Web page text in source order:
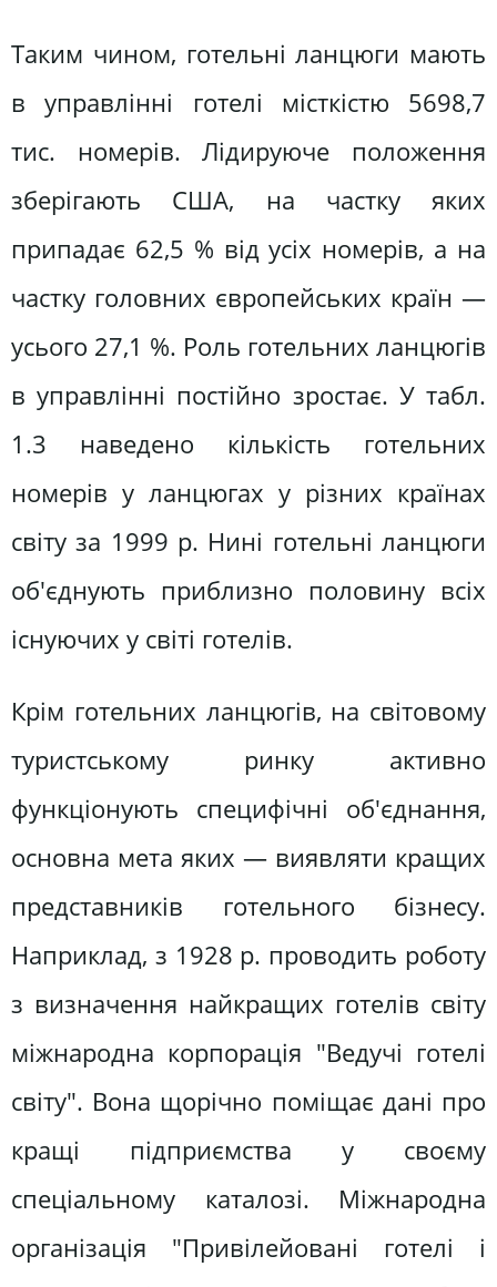
Таким чином, готельні ланцюги мають
в управлінні готелі місткістю 5698,7
тис. номерів. Лідируюче положення
зберігають США, на частку яких
припадає 62,5 % від усіх номерів, а на
частку головних європейських країн —
усього 27,1 %. Роль готельних ланцюгів
в управлінні постійно зростає. У табл.
1.3 наведено кількість готельних
номерів у ланцюгах у різних країнах
світу за 1999 р. Нині готельні ланцюги
об'єднують приблизно половину всіх
існуючих у світі готелів.
Крім готельних ланцюгів, на світовому
туристському ринку активно
функціонують специфічні об'єднання,
основна мета яких — виявляти кращих
представників готельного бізнесу.
Наприклад, з 1928 р. проводить роботу
з визначення найкращих готелів світу
міжнародна корпорація "Ведучі готелі
світу". Вона щорічно поміщає дані про
кращі підприємства у своєму
спеціальному каталозі. Міжнародна
організація "Привілейовані готелі і